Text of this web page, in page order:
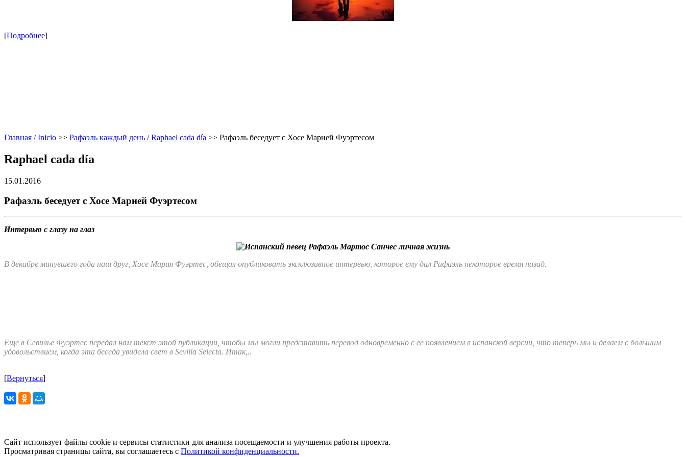
[Подробнее]
Главная / Inicio >> Рафаэль каждый день / Raphael cada día >> Рафаэль беседует с Хосе Марией Фуэртесом
Raphael cada día
15.01.2016
Рафаэль беседует с Хосе Марией Фуэртесом
Интервью с глазу на глаз
В декабре минувшего года наш друг, Хосе Мария Фуэртес, обещал опубликовать эксклюзивное интервью, которое ему дал Рафаэль некоторое время назад.
Еще в Севилье Фуэртес передал нам текст этой публикации, чтобы мы могли представить перевод одновременно с ее появлением в испанской версии, что теперь мы и делаем с большим
удовольствием, когда эта беседа увидела свет в Sevilla Selecta. Итак,..
[Вернуться]
Сайт использует файлы cookie и сервисы статистики для анализа посещаемости и улучшения работы проекта.
Просматривая страницы сайта, вы соглашаетесь с Политикой конфиденциальности.